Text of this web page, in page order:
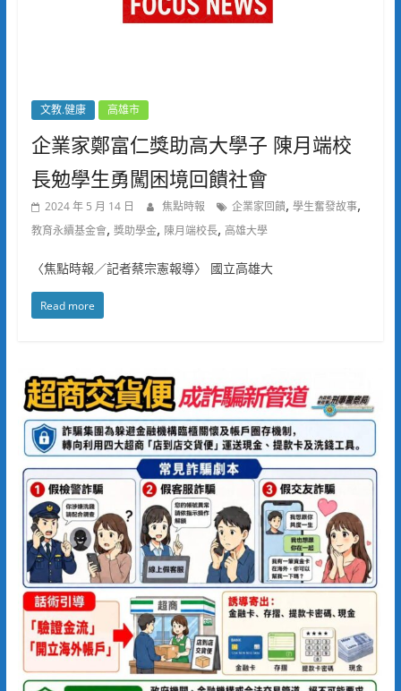
文教.健康 高雄市
企業家鄭富仁獎助高大學子 陳月端校
長勉學生勇闖困境回饋社會
2024 年 5 月 14 日 焦點時報 企業家回饋, 學生奮發故事,
教育永續基金會, 獎助學金, 陳月端校長, 高雄大學
〈焦點時報／記者蔡宗憲報導〉 國立高雄大
Read more